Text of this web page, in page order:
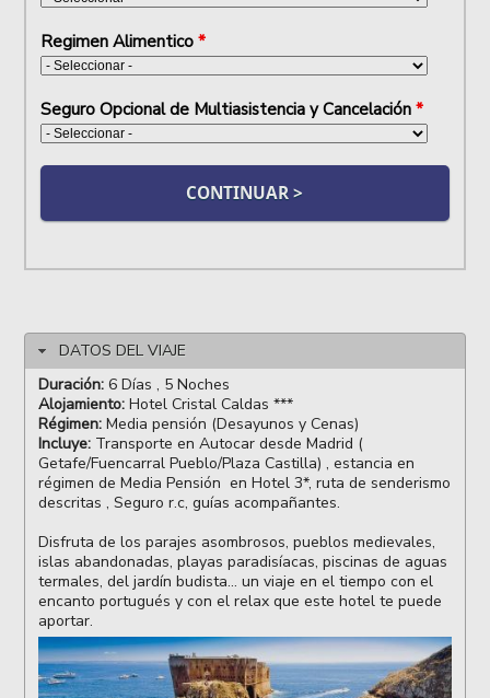
Regimen Alimentico*
Seguro Opcional de Multiasistencia y Cancelación*
DATOS DEL VIAJE
Duración: 6 Días , 5 Noches
Alojamiento: Hotel Cristal Caldas ***
Régimen: Media pensión (Desayunos y Cenas)
Incluye: Transporte en Autocar desde Madrid (
Getafe/Fuencarral Pueblo/Plaza Castilla) , estancia en
régimen de Media Pensión en Hotel 3*, ruta de senderismo
descritas , Seguro r.c, guías acompañantes.
Disfruta de los parajes asombrosos, pueblos medievales,
islas abandonadas, playas paradisíacas, piscinas de aguas
termales, del jardín budista… un viaje en el tiempo con el
encanto portugués y con el relax que este hotel te puede
aportar.